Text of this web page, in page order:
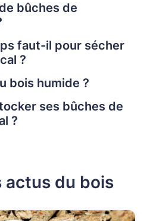
bûches de
faut-il pour sécher
?
bois humide ?
ses bûches de
?
actus du bois